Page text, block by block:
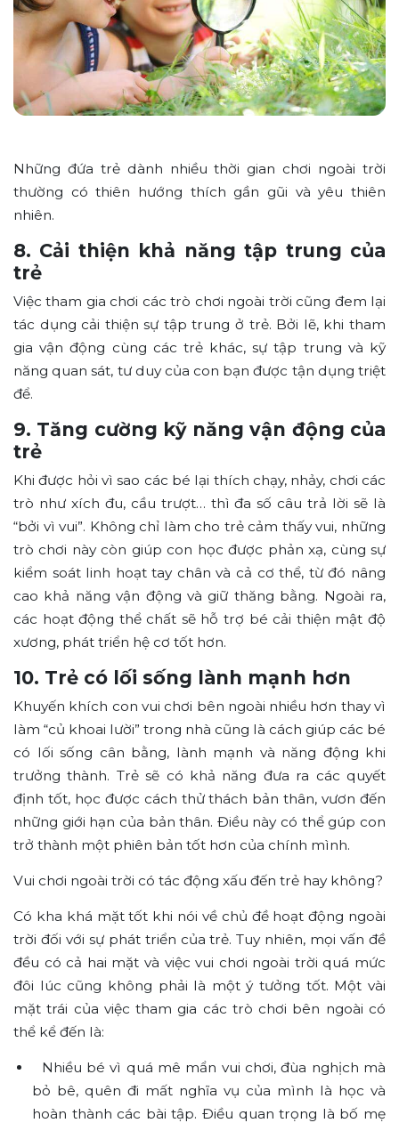
Những đứa trẻ dành nhiều thời gian chơi ngoài trời
thường có thiên hướng thích gần gũi và yêu thiên
nhiên.
8. Cải thiện khả năng tập trung của
trẻ
Việc tham gia chơi các trò chơi ngoài trời cũng đem lại
tác dụng cải thiện sự tập trung ở trẻ. Bởi lẽ, khi tham
gia vận động cùng các trẻ khác, sự tập trung và kỹ
năng quan sát, tư duy của con bạn được tận dụng triệt
để.
9. Tăng cường kỹ năng vận động của
trẻ
Khi được hỏi vì sao các bé lại thích chạy, nhảy, chơi các
trò như xích đu, cầu trượt… thì đa số câu trả lời sẽ là
“bởi vì vui”. Không chỉ làm cho trẻ cảm thấy vui, những
trò chơi này còn giúp con học được phản xạ, cùng sự
kiểm soát linh hoạt tay chân và cả cơ thể, từ đó nâng
cao khả năng vận động và giữ thăng bằng. Ngoài ra,
các hoạt động thể chất sẽ hỗ trợ bé cải thiện mật độ
xương, phát triển hệ cơ tốt hơn.
10. Trẻ có lối sống lành mạnh hơn
Khuyến khích con vui chơi bên ngoài nhiều hơn thay vì
làm “củ khoai lười” trong nhà cũng là cách giúp các bé
có lối sống cân bằng, lành mạnh và năng động khi
trưởng thành. Trẻ sẽ có khả năng đưa ra các quyết
định tốt, học được cách thử thách bản thân, vươn đến
những giới hạn của bản thân. Điều này có thể gúp con
trở thành một phiên bản tốt hơn của chính mình.
Vui chơi ngoài trời có tác động xấu đến trẻ hay không?
Có kha khá mặt tốt khi nói về chủ đề hoạt động ngoài
trời đối với sự phát triển của trẻ. Tuy nhiên, mọi vấn đề
đều có cả hai mặt và việc vui chơi ngoài trời quá mức
đôi lúc cũng không phải là một ý tưởng tốt. Một vài
mặt trái của việc tham gia các trò chơi bên ngoài có
thể kể đến là:
Nhiều bé vì quá mê mẩn vui chơi, đùa nghịch mà
bỏ bê, quên đi mất nghĩa vụ của mình là học và
hoàn thành các bài tập. Điều quan trọng là bố mẹ